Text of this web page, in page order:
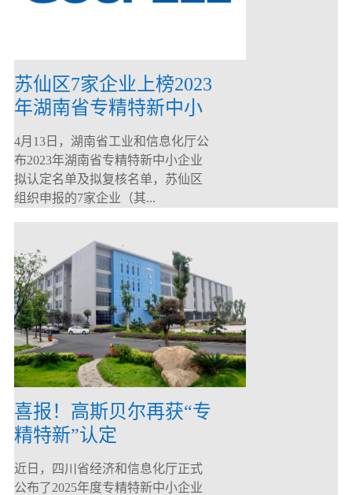
苏仙区7家企业上榜2023
年湖南省专精特新中小
企业
4月13日，湖南省工业和信息化厅公
布2023年湖南省专精特新中小企业
拟认定名单及拟复核名单，苏仙区
组织申报的7家企业（其...
喜报！高斯贝尔再获“专
精特新”认定
近日，四川省经济和信息化厅正式
公布了2025年度专精特新中小企业